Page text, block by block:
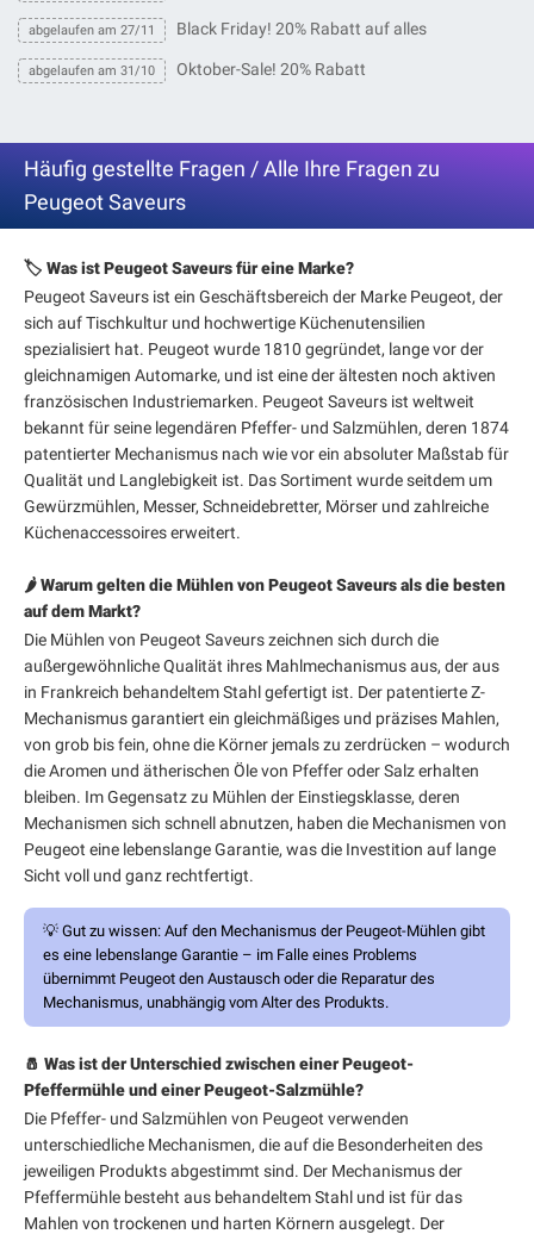
abgelaufen am 27/11 Black Friday! 20% Rabatt auf alles
abgelaufen am 31/10 Oktober-Sale! 20% Rabatt
Häufig gestellte Fragen / Alle Ihre Fragen zu
Peugeot Saveurs
🏷️ Was ist Peugeot Saveurs für eine Marke?
Peugeot Saveurs ist ein Geschäftsbereich der Marke Peugeot, der
sich auf Tischkultur und hochwertige Küchenutensilien
spezialisiert hat. Peugeot wurde 1810 gegründet, lange vor der
gleichnamigen Automarke, und ist eine der ältesten noch aktiven
französischen Industriemarken. Peugeot Saveurs ist weltweit
bekannt für seine legendären Pfeffer- und Salzmühlen, deren 1874
patentierter Mechanismus nach wie vor ein absoluter Maßstab für
Qualität und Langlebigkeit ist. Das Sortiment wurde seitdem um
Gewürzmühlen, Messer, Schneidebretter, Mörser und zahlreiche
Küchenaccessoires erweitert.
🌶️ Warum gelten die Mühlen von Peugeot Saveurs als die besten
auf dem Markt?
Die Mühlen von Peugeot Saveurs zeichnen sich durch die
außergewöhnliche Qualität ihres Mahlmechanismus aus, der aus
in Frankreich behandeltem Stahl gefertigt ist. Der patentierte Z-
Mechanismus garantiert ein gleichmäßiges und präzises Mahlen,
von grob bis fein, ohne die Körner jemals zu zerdrücken – wodurch
die Aromen und ätherischen Öle von Pfeffer oder Salz erhalten
bleiben. Im Gegensatz zu Mühlen der Einstiegsklasse, deren
Mechanismen sich schnell abnutzen, haben die Mechanismen von
Peugeot eine lebenslange Garantie, was die Investition auf lange
Sicht voll und ganz rechtfertigt.
💡 Gut zu wissen: Auf den Mechanismus der Peugeot-Mühlen gibt
es eine lebenslange Garantie – im Falle eines Problems
übernimmt Peugeot den Austausch oder die Reparatur des
Mechanismus, unabhängig vom Alter des Produkts.
🧂 Was ist der Unterschied zwischen einer Peugeot-
Pfeffermühle und einer Peugeot-Salzmühle?
Die Pfeffer- und Salzmühlen von Peugeot verwenden
unterschiedliche Mechanismen, die auf die Besonderheiten des
jeweiligen Produkts abgestimmt sind. Der Mechanismus der
Pfeffermühle besteht aus behandeltem Stahl und ist für das
Mahlen von trockenen und harten Körnern ausgelegt. Der